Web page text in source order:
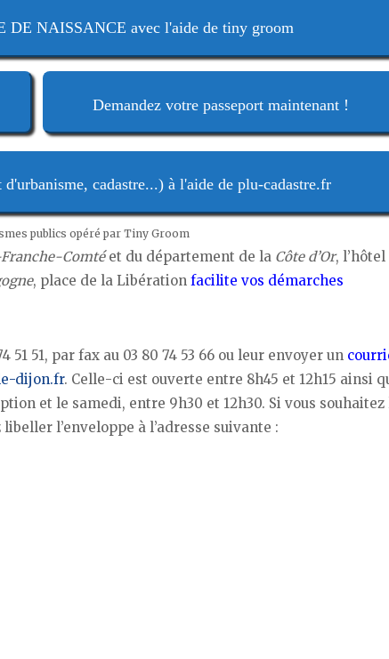
NAISSANCE avec l'aide de tiny groom
Demandez votre passeport maintenant !
cadastre...) à l'aide de plu-cadastre.fr
publics opéré par Tiny Groom
Comtéet du département de la Côte d’Or, l’hôtel
, place de la Libération facilite vos démarches
51, par fax au 03 80 74 53 66 ou leur envoyer un
dijon.fr. Celle-ci est ouverte entre 8h45 et 12h15 ainsi
et le samedi, entre 9h30 et 12h30. Si vous souhaitez
l’enveloppe à l’adresse suivante :